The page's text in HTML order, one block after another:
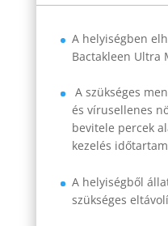
A helyiségben
Bactakleen Ultra
A szükséges
és vírusellenes
bevitele percek
kezelés
A helyiségből
szükséges